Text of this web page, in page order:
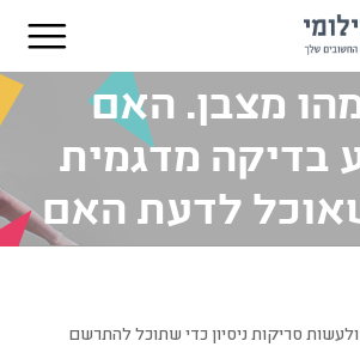
בטוח מהי
מצבן. האם
בדיקה מדגמית
לדעת האם
בהמרת
ולעשות סריקות ניסיון כדי שתוכל להתרשם